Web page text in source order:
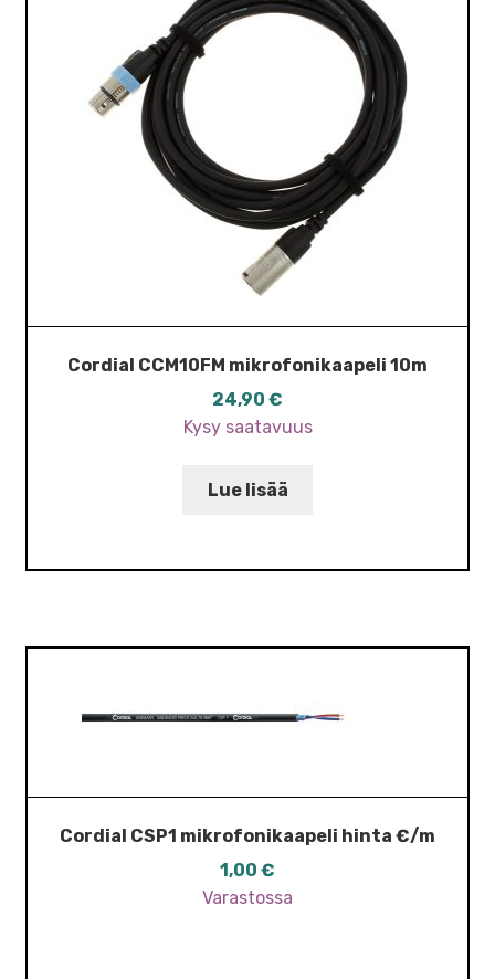
Cordial CCM10FM mikrofonikaapeli 10m
24,90 €
Kysy saatavuus
Lue lisää
Cordial CSP1 mikrofonikaapeli hinta €/m
1,00 €
Varastossa